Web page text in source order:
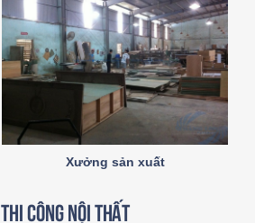
Xưởng sản xuất
Thi công nội thất